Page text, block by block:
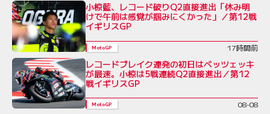
小椋藍、レコード破りQ2直接進出「休み明
けで午前は感覚が掴みにくかった」／第12戦
イギリスGP
MotoGP 17時間前
レコードブレイク連発の初日はベッツェッキ
が最速。小椋は5戦連続Q2直接進出／第12
戦イギリスGP
MotoGP 08-08